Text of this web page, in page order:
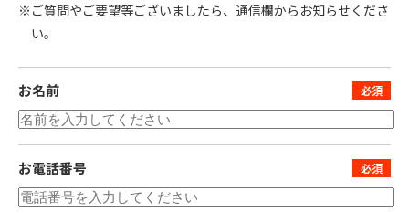
※ご質問やご要望等ございましたら、通信欄からお知らせくださ
い。
お名前
お電話番号